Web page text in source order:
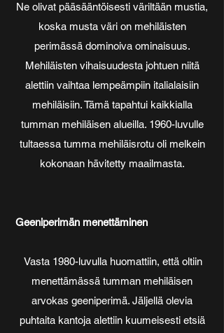
Ne olivat pääsääntöisesti väriltään mustia,
koska musta väri on mehiläisten
perimässä dominoiva ominaisuus.
Mehiläisten vihaisuudesta johtuen niitä
alettiin vaihtaa lempeämpiin italialaisiin
mehiläisiin. Tämä tapahtui kaikkialla
tumman mehiläisen alueilla. 1960-luvulle
tultaessa tumma mehiläisrotu oli melkein
kokonaan hävitetty maailmasta.
Geeniperimän menettäminen
Vasta 1980-luvulla huomattiin, että oltiin
menettämässä tumman mehiläisen
arvokas geeniperimä. Jäljellä olevia
puhtaita kantoja alettiin kuumeisesti etsiä